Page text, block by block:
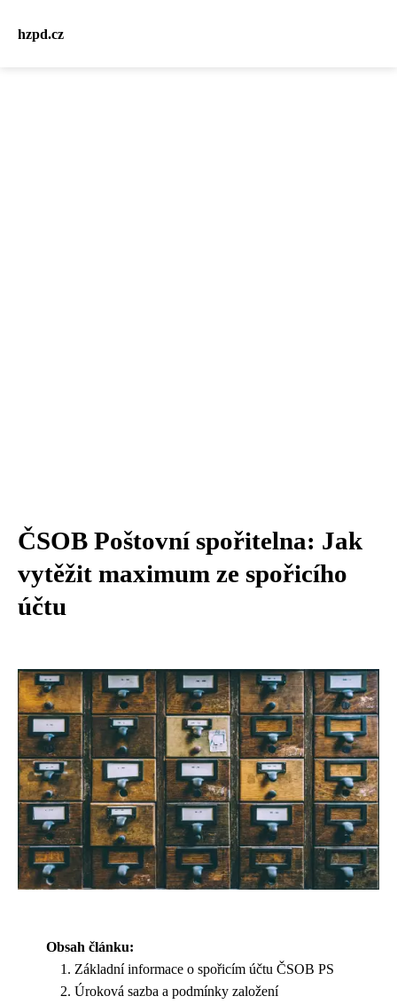
hzpd.cz
ČSOB Poštovní spořitelna: Jak
vytěžit maximum ze spořicího
účtu
Obsah článku:
Základní informace o spořicím účtu ČSOB PS
Úroková sazba a podmínky založení